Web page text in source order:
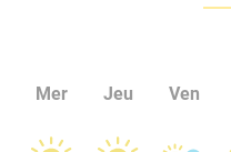
Mer Jeu Ven